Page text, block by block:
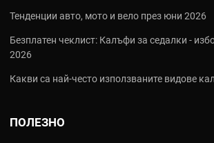
Тенденции авто, мото и вело през юни 2026
Безплатен чеклист: Калъфи за седалки -
2026
Какви са най‑често използваните видове
ПОЛЕЗНО